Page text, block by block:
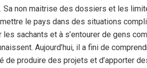
Sa non maitrise des dossiers et les
le pays dans des situations
sachants et à s’entourer de gens
Aujourd’hui, il a fini de
de produire des projets et d’apporter